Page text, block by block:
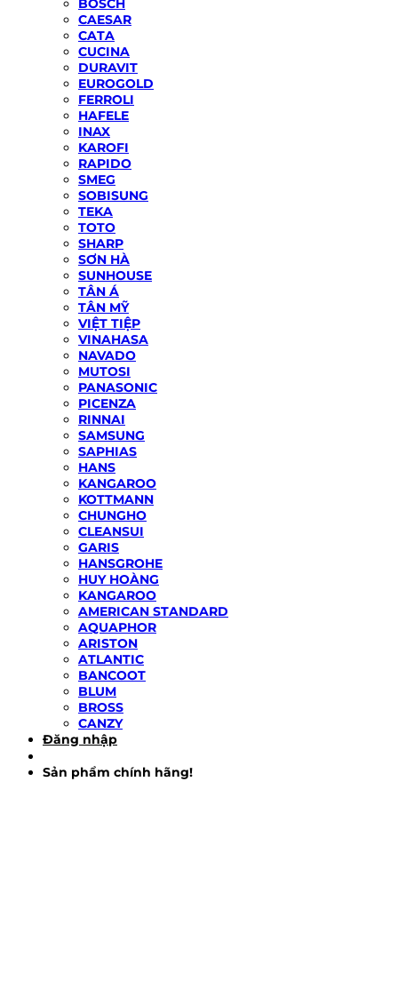
BOSCH
CAESAR
CATA
CUCINA
DURAVIT
EUROGOLD
FERROLI
HAFELE
INAX
KAROFI
RAPIDO
SMEG
SOBISUNG
TEKA
TOTO
SHARP
SƠN HÀ
SUNHOUSE
TÂN Á
TÂN MỸ
VIỆT TIỆP
VINAHASA
NAVADO
MUTOSI
PANASONIC
PICENZA
RINNAI
SAMSUNG
SAPHIAS
HANS
KANGAROO
KOTTMANN
CHUNGHO
CLEANSUI
GARIS
HANSGROHE
HUY HOÀNG
KANGAROO
AMERICAN STANDARD
AQUAPHOR
ARISTON
ATLANTIC
BANCOOT
BLUM
BROSS
CANZY
Đăng nhập
Sản phẩm chính hãng!